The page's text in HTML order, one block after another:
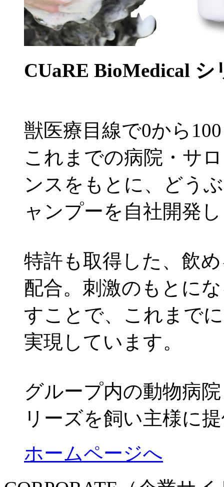
CUaRE BioMedical シ
獣医療目線で0から
これまでの病院・サ
ンスをもとに、どう
ャンプーを自社開発
特許も取得した、飲
配合。刺激のもとに
すことで、これまで
実現しています。
グループ内の動物病
リーズを飼い主様に
ホームページへ